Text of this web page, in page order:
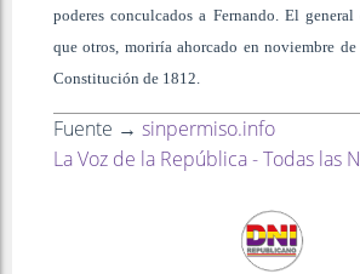
poderes conculcados a Fernando. El
que otros, moriría ahorcado en noviembre
Constitución de 1812.
Fuente → sinpermiso.info
La Voz de la República - Todas las